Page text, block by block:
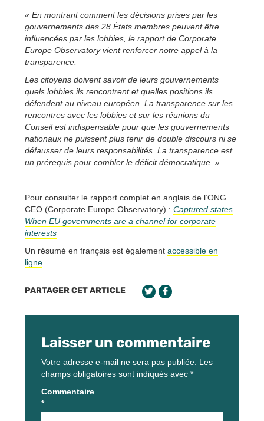
« En montrant comment les décisions prises par les
gouvernements des 28 États membres peuvent être
influencées par les lobbies, le rapport de Corporate
Europe Observatory vient renforcer notre appel à la
transparence.
Les citoyens doivent savoir de leurs gouvernements
quels lobbies ils rencontrent et quelles positions ils
défendent au niveau européen. La transparence sur les
rencontres avec les lobbies et sur les réunions du
Conseil est indispensable pour que les gouvernements
nationaux ne puissent plus tenir de double discours ni se
défausser de leurs responsabilités. La transparence est
un prérequis pour combler le déficit démocratique. »
Pour consulter le rapport complet en anglais de l’ONG
CEO (Corporate Europe Observatory) : Captured states
When EU governments are a channel for corporate
interests
Un résumé en français est également accessible en
ligne
PARTAGER CET ARTICLE
Laisser un commentaire
Votre adresse e-mail ne sera pas publiée. Les
champs obligatoires sont indiqués avec *
Commentaire
*